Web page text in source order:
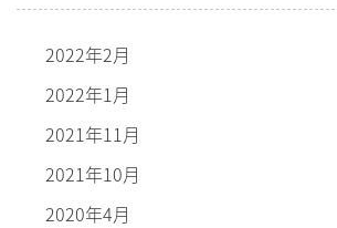
2022年2月
2022年1月
2021年11月
2021年10月
2020年4月